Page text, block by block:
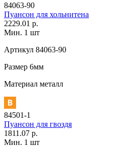
84063-90
Пуансон для хольнитена
2229.01 р.
Мин. 1 шт
Артикул 84063-90
Размер 6мм
Материал металл
84501-1
Пуансон для гвоздя
1811.07 р.
Мин. 1 шт